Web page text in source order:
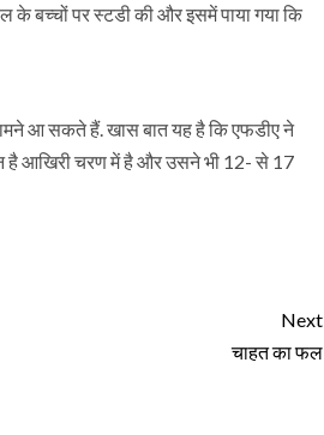
के बच्चों पर स्टडी की और इसमें पाया गया कि
आ सकते हैं. खास बात यह है कि एफडीए ने
है आखिरी चरण में है और उसने भी 12- से 17
Next
चाहत का फल